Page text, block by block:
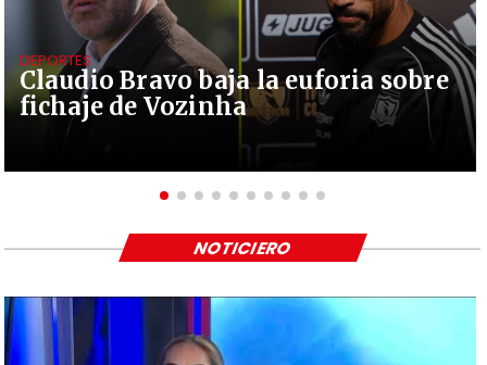
Claudio Bravo baja la euforia sobre
fichaje de Vozinha
DEPORTES
NOTICIERO